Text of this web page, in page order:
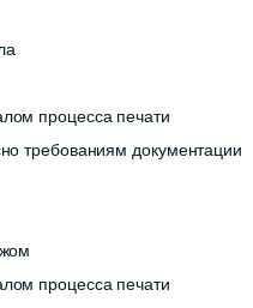
процесса печати
требованиям документации
процесса печати